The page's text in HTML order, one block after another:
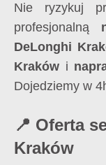
Nie ryzykuj
profesjonalną
DeLonghi
Kraków i
Dojedziemy w
📍 Oferta
Kraków